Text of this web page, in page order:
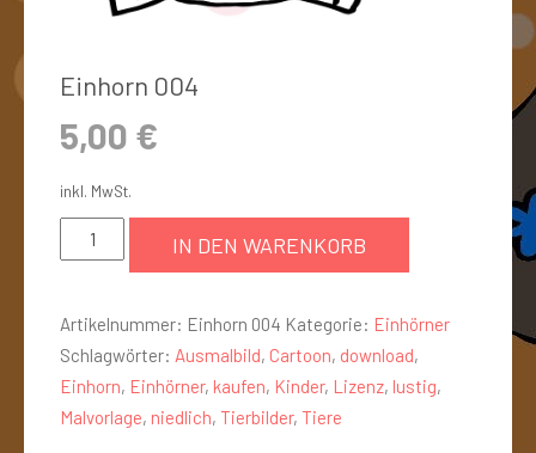
Einhorn 004
5,00 €
inkl. MwSt.
IN DEN WARENKORB
Artikelnummer: Einhorn 004 Kategorie: Einhörner
Schlagwörter: Ausmalbild, Cartoon, download,
Einhorn, Einhörner, kaufen, Kinder, Lizenz, lustig,
Malvorlage, niedlich, Tierbilder, Tiere